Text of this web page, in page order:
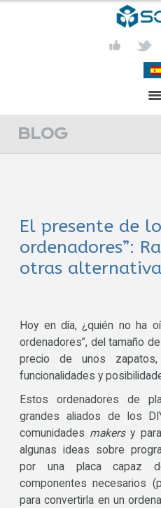
PRESENTATION
ACTIVITIES
MEDIA
BLOG
El presente de
ordenadores”:
otras
Hoy en día, ¿quién no ha
ordenadores”, del tamaño
precio de unos
funcionalidades y
Estos ordenadores de
grandes aliados de los
comunidades makersy para
algunas ideas sobre
por una placa capaz
componentes necesarios
para convertirla en un